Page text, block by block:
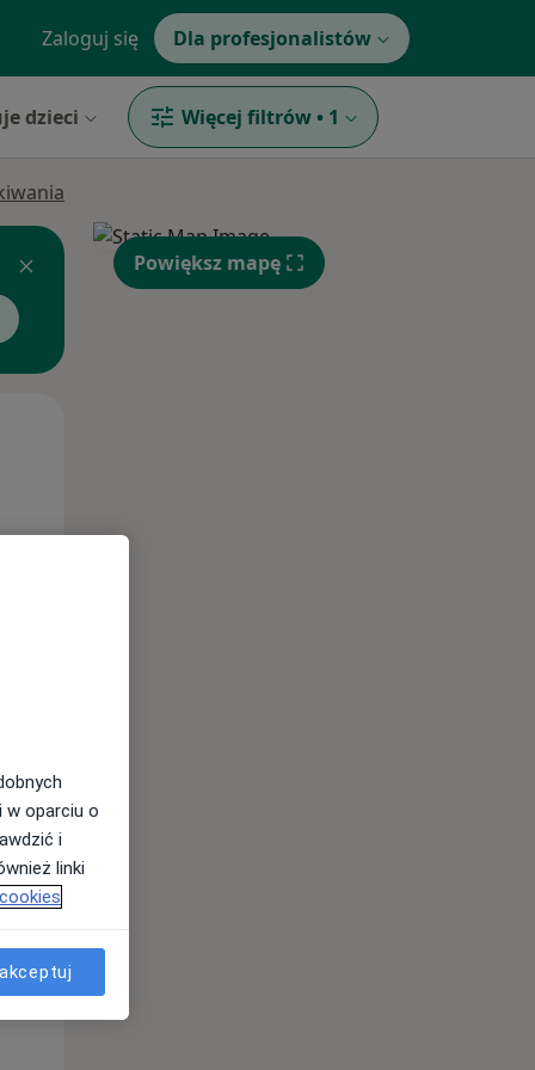
Zaloguj się Dla profesjonalistów
dzieci Więcej filtrów • 1
Wt,
11 Sie
Powiększ mapę
w oparciu o
i
linki